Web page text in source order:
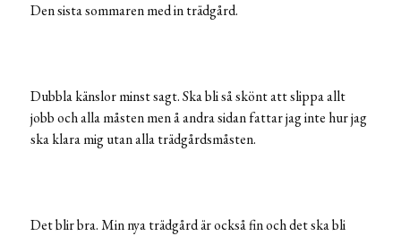
Den sista sommaren med in trädgård.
Dubbla känslor minst sagt. Ska bli så skönt att slippa allt
jobb och alla måsten men å andra sidan fattar jag inte hur jag
ska klara mig utan alla trädgårdsmåsten.
Det blir bra. Min nya trädgård är också fin och det ska bli